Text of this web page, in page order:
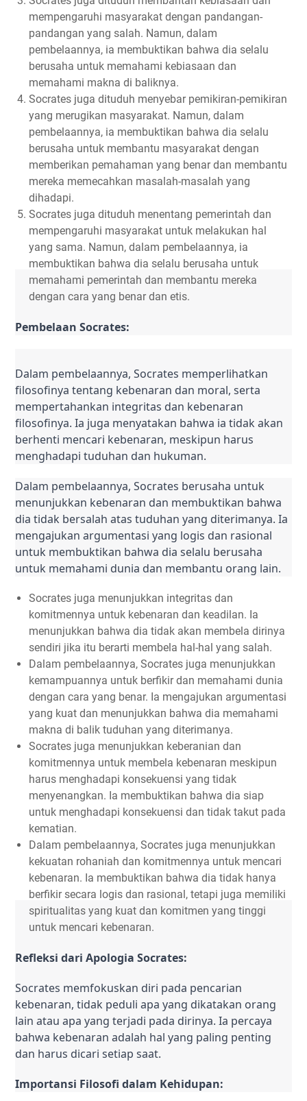
mempengaruhi masyarakat dengan pandangan-
pandangan yang salah. Namun, dalam
pembelaannya, ia membuktikan bahwa dia selalu
berusaha untuk memahami kebiasaan dan
memahami makna di baliknya.
Socrates juga dituduh menyebar pemikiran-pemikiran
yang merugikan masyarakat. Namun, dalam
pembelaannya, ia membuktikan bahwa dia selalu
berusaha untuk membantu masyarakat dengan
memberikan pemahaman yang benar dan membantu
mereka memecahkan masalah-masalah yang
dihadapi.
Socrates juga dituduh menentang pemerintah dan
mempengaruhi masyarakat untuk melakukan hal
yang sama. Namun, dalam pembelaannya, ia
membuktikan bahwa dia selalu berusaha untuk
memahami pemerintah dan membantu mereka
dengan cara yang benar dan etis.
Pembelaan Socrates:
Dalam pembelaannya, Socrates memperlihatkan
filosofinya tentang kebenaran dan moral, serta
mempertahankan integritas dan kebenaran
filosofinya. Ia juga menyatakan bahwa ia tidak akan
berhenti mencari kebenaran, meskipun harus
menghadapi tuduhan dan hukuman.
Dalam pembelaannya, Socrates berusaha untuk
menunjukkan kebenaran dan membuktikan bahwa
dia tidak bersalah atas tuduhan yang diterimanya. Ia
mengajukan argumentasi yang logis dan rasional
untuk membuktikan bahwa dia selalu berusaha
untuk memahami dunia dan membantu orang lain.
Socrates juga menunjukkan integritas dan
komitmennya untuk kebenaran dan keadilan. Ia
menunjukkan bahwa dia tidak akan membela dirinya
sendiri jika itu berarti membela hal-hal yang salah.
Dalam pembelaannya, Socrates juga menunjukkan
kemampuannya untuk berfikir dan memahami dunia
dengan cara yang benar. Ia mengajukan argumentasi
yang kuat dan menunjukkan bahwa dia memahami
makna di balik tuduhan yang diterimanya.
Socrates juga menunjukkan keberanian dan
komitmennya untuk membela kebenaran meskipun
harus menghadapi konsekuensi yang tidak
menyenangkan. Ia membuktikan bahwa dia siap
untuk menghadapi konsekuensi dan tidak takut pada
kematian.
Dalam pembelaannya, Socrates juga menunjukkan
kekuatan rohaniah dan komitmennya untuk mencari
kebenaran. Ia membuktikan bahwa dia tidak hanya
berfikir secara logis dan rasional, tetapi juga memiliki
spiritualitas yang kuat dan komitmen yang tinggi
untuk mencari kebenaran.
Refleksi dari Apologia Socrates:
Socrates memfokuskan diri pada pencarian
kebenaran, tidak peduli apa yang dikatakan orang
lain atau apa yang terjadi pada dirinya. Ia percaya
bahwa kebenaran adalah hal yang paling penting
dan harus dicari setiap saat.
Importansi Filosofi dalam Kehidupan: